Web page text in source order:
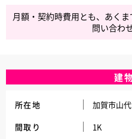
月額・契約時費用とも、あく
問い合わ
建
所在地
加賀市山
間取り
1K